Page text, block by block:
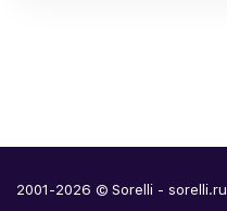
2001-2026 © Sorelli - sorelli.ru